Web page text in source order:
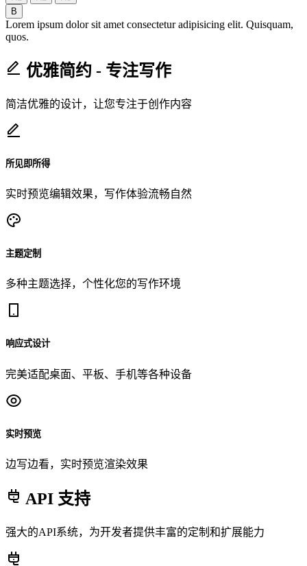
B
Lorem ipsum dolor sit amet consectetur adipisicing elit. Quisquam,
quos.
优雅简约 - 专注写作
简洁优雅的设计，让您专注于创作内容
所见即所得
实时预览编辑效果，写作体验流畅自然
主题定制
多种主题选择，个性化您的写作环境
响应式设计
完美适配桌面、平板、手机等各种设备
实时预览
边写边看，实时预览渲染效果
API 支持
强大的API系统，为开发者提供丰富的定制和扩展能力